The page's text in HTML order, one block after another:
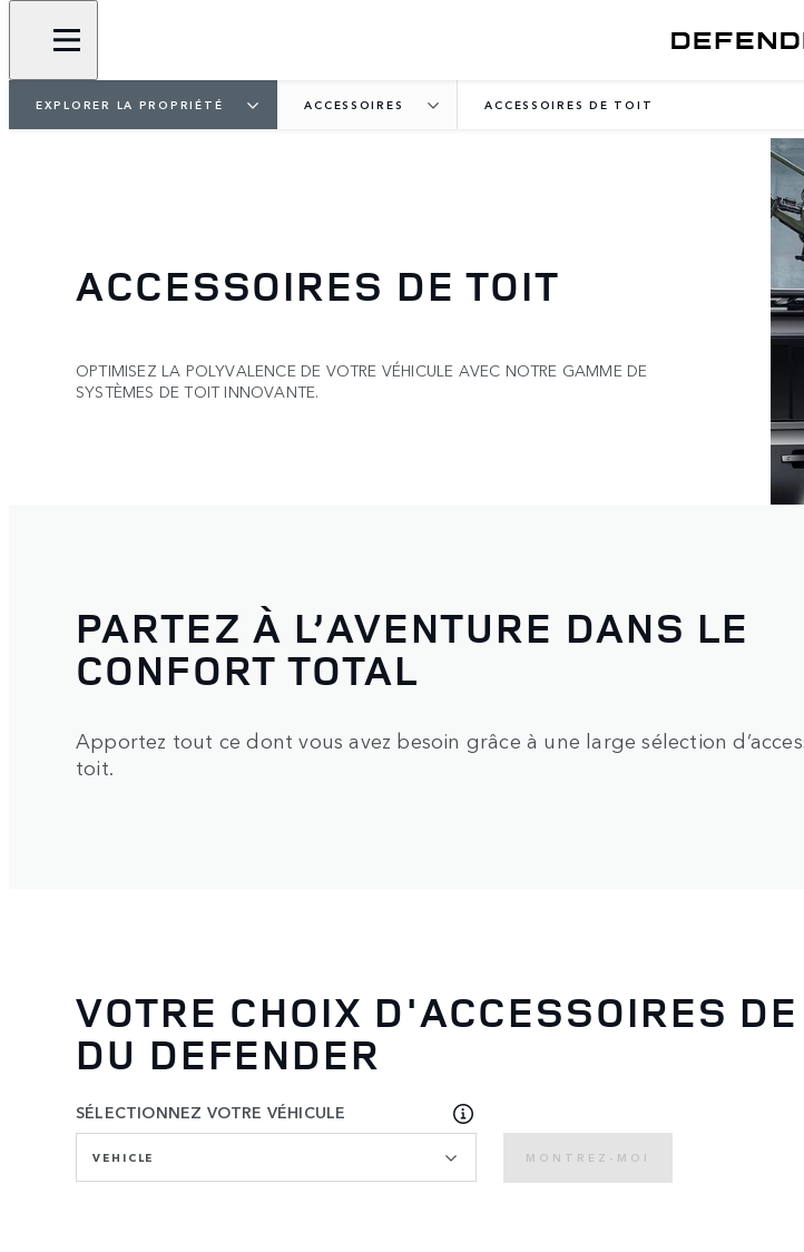
EXPLORER LA PROPRIÉTÉ ACCESSOIRES ACCESSOIRES DE TOIT
ACCESSOIRES DE TOIT
OPTIMISEZ LA POLYVALENCE DE VOTRE VÉHICULE AVEC NOTRE GAMME DE
SYSTÈMES DE TOIT INNOVANTE.
PARTEZ À L’AVENTURE DANS LE
CONFORT TOTAL
Apportez tout ce dont vous avez besoin grâce à une large sélection
toit.
VOTRE CHOIX D'ACCESSOIRES
DU DEFENDER
SÉLECTIONNEZ VOTRE VÉHICULE
VEHICLE MONTREZ-MOI